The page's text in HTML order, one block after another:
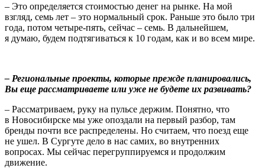
– Это определяется стоимостью денег на рынке. На мой
взгляд, семь лет – это нормальный срок. Раньше это было три
года, потом четыре-пять, сейчас – семь. В дальнейшем,
я думаю, будем подтягиваться к 10 годам, как и во всем мире.
– Региональные проекты, которые прежде планировались,
Вы еще рассматриваете или уже не будете их развивать?
– Рассматриваем, руку на пульсе держим. Понятно, что
в Новосибирске мы уже опоздали на первый разбор, там
бренды почти все распределены. Но считаем, что поезд еще
не ушел. В Сургуте дело в нас самих, во внутренних
вопросах. Мы сейчас перегруппируемся и продолжим
движение.